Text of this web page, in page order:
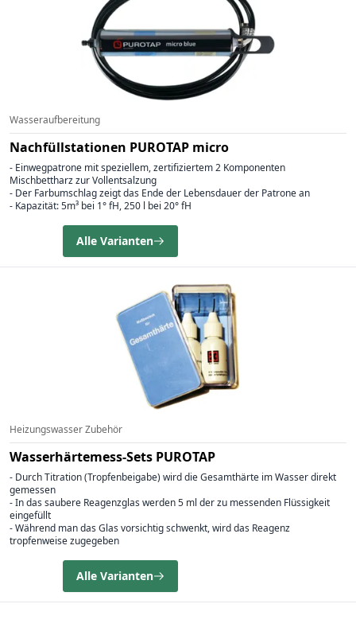
Wasseraufbereitung
Nachfüllstationen PUROTAP micro
- Einwegpatrone mit speziellem, zertifiziertem 2 Komponenten
Mischbettharz zur Vollentsalzung
- Der Farbumschlag zeigt das Ende der Lebensdauer der Patrone an
- Kapazität: 5m³ bei 1° fH, 250 l bei 20° fH
Alle Varianten
Heizungswasser Zubehör
Wasserhärtemess-Sets PUROTAP
- Durch Titration (Tropfenbeigabe) wird die Gesamthärte im Wasser direkt
gemessen
- In das saubere Reagenzglas werden 5 ml der zu messenden Flüssigkeit
eingefüllt
- Während man das Glas vorsichtig schwenkt, wird das Reagenz
tropfenweise zugegeben
Alle Varianten